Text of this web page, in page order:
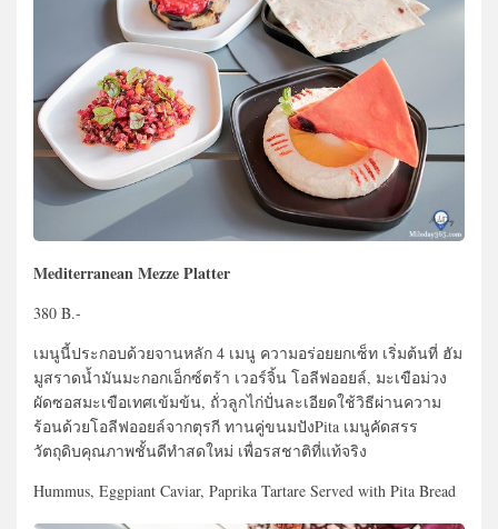
Mediterranean Mezze Platter
380 B.-
เมนูนี้ประกอบด้วยจานหลัก 4 เมนู ความอร่อยยกเซ็ท เริ่มต้นที่ ฮัม
มูสราดน้ำมันมะกอกเอ็กซ์ตร้า เวอร์จิ้น โอลีฟออยล์, มะเขือม่วง
ผัดซอสมะเขือเทศเข้มข้น, ถั่วลูกไก่ปั่นละเอียดใช้วิธีผ่านความ
ร้อนด้วยโอลีฟออยล์จากตุรกี ทานคู่ขนมปังPita เมนูคัดสรร
วัตถุดิบคุณภาพชั้นดีทำสดใหม่ เพื่อรสชาติที่แท้จริง
Hummus, Eggpiant Caviar, Paprika Tartare Served with Pita Bread